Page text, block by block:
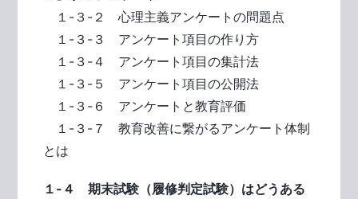
１-３-２ 心理主義アンケートの問題点
１-３-３ アンケート項目の作り方
１-３-４ アンケート項目の集計法
１-３-５ アンケート項目の公開法
１-３-６ アンケートと教育評価
１-３-７ 教育改善に繋がるアンケート体制
とは
１-４ 期末試験（履修判定試験）はどうある